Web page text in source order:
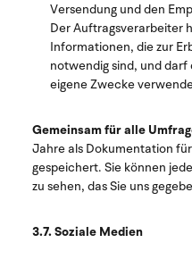
Versendung und den
Der Auftragsverarbeiter
Informationen, die zur
notwendig sind, und
eigene Zwecke
Gemeinsam für alle
Jahre als Dokumentation
gespeichert. Sie können
zu sehen, das Sie uns
3.7. Soziale Medien